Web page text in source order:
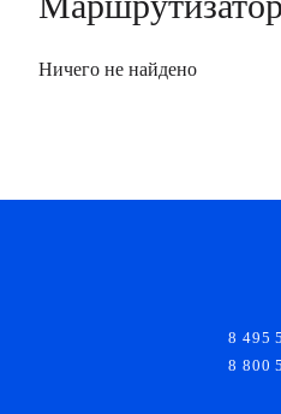
Ничего не найдено
8 495
8 800